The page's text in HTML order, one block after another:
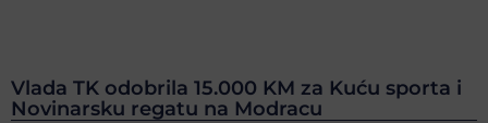
Vlada TK odobrila 15.000 KM za Kuću sporta i
Novinarsku regatu na Modracu